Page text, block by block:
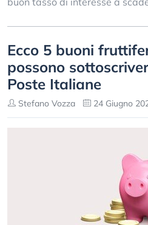
Ecco 5 buoni
possono
Poste Italiane
Stefano Vozza 24 Giugno